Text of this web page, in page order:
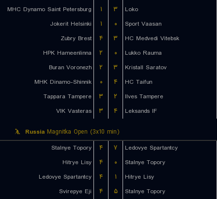
MHC Dynamo Saint Petersburg
۱ ۳
Loko
Jokerit Helsinki
۱ ۰
Sport Vaasan
Zubry Brest
۴ ۳
HC Medvedi Vitebsk
HPK Hameenlinna
۲ ۰
Lukko Rauma
Buran Voronezh
۲ ۳
Kristall Saratov
MHK Dinamo-Shinnik
۰ ۴
HC Taifun
Tappara Tampere
۳ ۲
Ilves Tampere
VIK Vasteras
۳ ۴ Leksands IF
Russia Magnitka Open (3x10 min)
Stalnye Topory
۴ ۷
Ledovye Spartantcy
Hitrye Lisy
۴ ۰
Stalnye Topory
Ledovye Spartantcy
۴ ۱
Hitrye Lisy
Svirepye Eji
۴ ۵ Stalnye Topory